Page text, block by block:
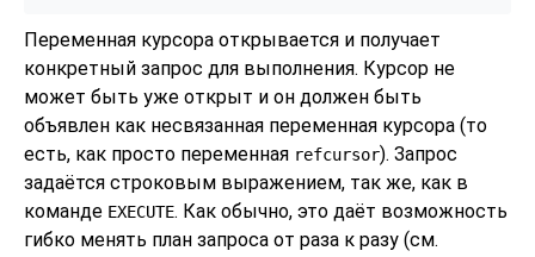
Переменная курсора открывается и получает
конкретный запрос для выполнения. Курсор не
может быть уже открыт и он должен быть
объявлен как несвязанная переменная курсора (то
есть, как просто переменная refcursor). Запрос
задаётся строковым выражением, так же, как в
команде EXECUTE. Как обычно, это даёт возможность
гибко менять план запроса от раза к разу (см.